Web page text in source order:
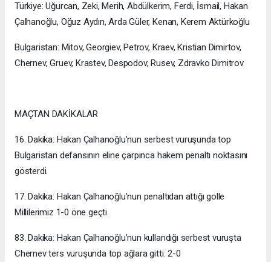
Türkiye: Uğurcan, Zeki, Merih, Abdülkerim, Ferdi, İsmail, Hakan
Çalhanoğlu, Oğuz Aydın, Arda Güler, Kenan, Kerem Aktürkoğlu
Bulgaristan: Mitov, Georgiev, Petrov, Kraev, Kristian Dimirtov,
Chernev, Gruev, Krastev, Despodov, Rusev, Zdravko Dimitrov
MAÇTAN DAKİKALAR
16. Dakika: Hakan Çalhanoğlu’nun serbest vuruşunda top
Bulgaristan defansının eline çarpınca hakem penaltı noktasını
gösterdi.
17. Dakika: Hakan Çalhanoğlu’nun penaltıdan attığı golle
Millilerimiz 1-0 öne geçti.
83. Dakika: Hakan Çalhanoğlu’nun kullandığı serbest vuruşta
Chernev ters vuruşunda top ağlara gitti: 2-0